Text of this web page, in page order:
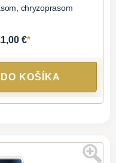
chryzoprasom
€*
KOŠÍKA